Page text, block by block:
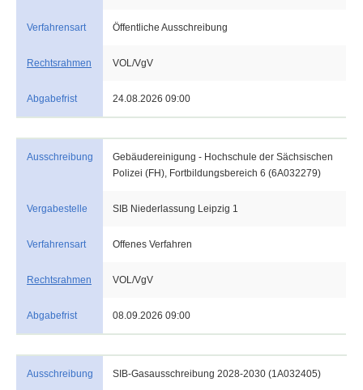
Verfahrensart Öffentliche Ausschreibung
Rechtsrahmen VOL/VgV
Abgabefrist 24.08.2026 09:00
Ausschreibung
Gebäudereinigung - Hochschule der Sächsischen
Polizei (FH), Fortbildungsbereich 6 (6A032279)
Vergabestelle SIB Niederlassung Leipzig 1
Verfahrensart Offenes Verfahren
Rechtsrahmen VOL/VgV
Abgabefrist 08.09.2026 09:00
Ausschreibung SIB-Gasausschreibung 2028-2030 (1A032405)